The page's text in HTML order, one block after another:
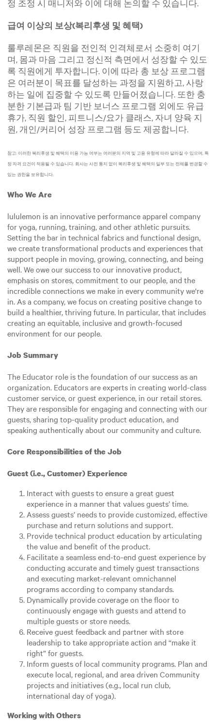
정 조정 시 매니저와 이에 대해 논의할 수 있습니다.
급여 이상의 보상(복리후생 및 혜택)
룰루레몬은 직원을 전인적 인격체로서 소중히 여기
며, 몸과 마음 그리고 정신적 측면에서 성장할 수 있도
록 직원에게 투자합니다. 이에 따라 총 보상 프로그램
은 여러분이 목표를 달성하는 과정을 지원하고, 사랑
하는 일에 집중할 수 있도록 만들어졌습니다. 또한 충
분한 기본급과 팀 기반 보너스 프로그램 외에도 유급
휴가, 직원 할인, 피트니스/요가 클래스, 자녀 양육 지
원, 개인/커리어 성장 프로그램 등도 제공합니다.
참고: 이러한 복리후생 및 혜택의 이용 가능 여부는 여러분의 지역 및 고용 유형에 따라 달라질 수 있으며, 특
정 자격 요건이 적용될 수 있습니다. 회사는 사전 통지 없이 복리후생 및 혜택의 일부 또는 전체를 변경할 수
있는 권한을 보유합니다.
Who We Are
lululemon is an innovative performance apparel company
for yoga, running, training, and other athletic pursuits.
Setting the bar in technical fabrics and functional design,
we create transformational products and experiences that
support people in moving, growing, connecting, and being
well. We owe our success to our innovative product,
emphasis on stores, commitment to our people, and the
incredible connections we make in every community we're
in. As a company, we focus on creating positive change to
build a healthier, thriving future. In particular, that includes
creating an equitable, inclusive and growth-focused
environment for our people.
Job Summary
The Educator role is the foundation of our success as an
organization. Educators are experts in creating world-class
customer service, or guest experience, in our retail stores.
They are responsible for engaging and connecting with our
guests, sharing top-quality product education, and
speaking authentically about our community and culture.
Core Responsibilities of the Job
Guest (i.e., Customer) Experience
Interact with guests to ensure a great guest
experience in a manner that values guests’ time.
Assess guests’ needs to provide customized, effective
purchase and return solutions and support.
Provide technical product education by articulating
the value and benefit of the product.
Facilitate a seamless end-to-end guest experience by
conducting accurate and timely guest transactions
and executing market-relevant omnichannel
programs according to company standards.
Dynamically provide coverage on the floor to
continuously engage with guests and attend to
multiple guests or store needs.
Receive guest feedback and partner with store
leadership to take appropriate action and “make it
right” for guests.
Inform guests of local community programs. Plan and
execute local, regional, and area driven Community
projects and initiatives (e.g., local run club,
international day of yoga).
Working with Others